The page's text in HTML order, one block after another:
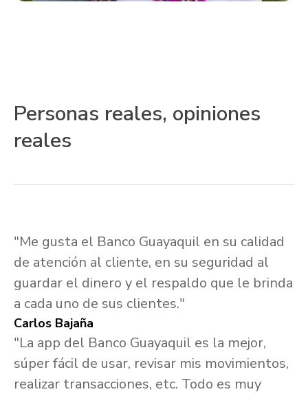
Personas reales, opiniones
reales
"Me gusta el Banco Guayaquil en su calidad
de atención al cliente, en su seguridad al
guardar el dinero y el respaldo que le brinda
a cada uno de sus clientes."
Carlos Bajaña
"La app del Banco Guayaquil es la mejor,
súper fácil de usar, revisar mis movimientos,
realizar transacciones, etc. Todo es muy